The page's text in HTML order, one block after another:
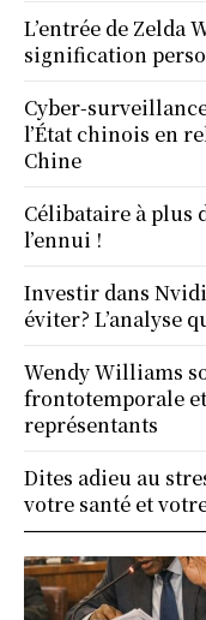
L’entrée de Zelda
signification
Cyber-
l’État chinois en
Chine
Célibataire à plus
l’ennui !
Investir dans
éviter? L’analyse
Wendy Williams
frontotemporale et
représentants
Dites adieu au
votre santé et